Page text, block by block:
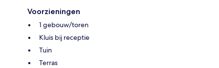
Voorzieningen
1 gebouw/toren
Kluis bij receptie
Tuin
Terras